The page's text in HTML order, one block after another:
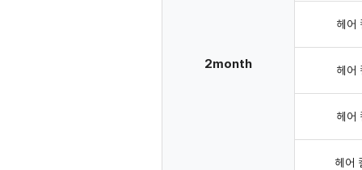
2month
헤어
헤어
헤어
헤어